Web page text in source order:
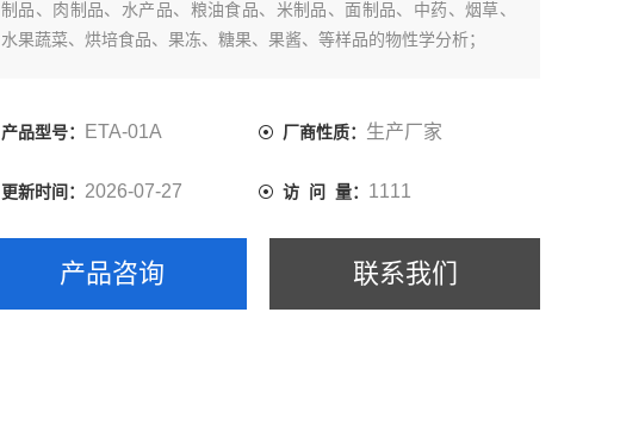
制品、肉制品、水产品、粮油食品、米制品、面制品、中药、烟草、
水果蔬菜、烘培食品、果冻、糖果、果酱、等样品的物性学分析；
产品型号： ETA-01A 厂商性质： 生产厂家
更新时间： 2026-07-27 访 问 量： 1111
产品咨询 联系我们